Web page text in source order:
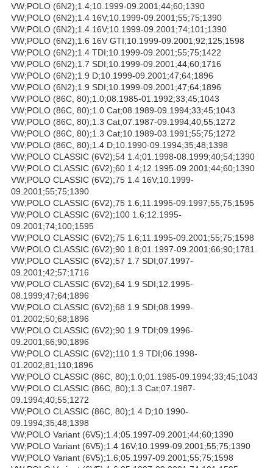
VW;POLO (6N2);1.4;10.1999-09.2001;44;60;1390
VW;POLO (6N2);1.4 16V;10.1999-09.2001;55;75;1390
VW;POLO (6N2);1.4 16V;10.1999-09.2001;74;101;1390
VW;POLO (6N2);1.6 16V GTI;10.1999-09.2001;92;125;1598
VW;POLO (6N2);1.4 TDI;10.1999-09.2001;55;75;1422
VW;POLO (6N2);1.7 SDI;10.1999-09.2001;44;60;1716
VW;POLO (6N2);1.9 D;10.1999-09.2001;47;64;1896
VW;POLO (6N2);1.9 SDI;10.1999-09.2001;47;64;1896
VW;POLO (86C, 80);1.0;08.1985-01.1992;33;45;1043
VW;POLO (86C, 80);1.0 Cat;08.1989-09.1994;33;45;1043
VW;POLO (86C, 80);1.3 Cat;07.1987-09.1994;40;55;1272
VW;POLO (86C, 80);1.3 Cat;10.1989-03.1991;55;75;1272
VW;POLO (86C, 80);1.4 D;10.1990-09.1994;35;48;1398
VW;POLO CLASSIC (6V2);54 1.4;01.1998-08.1999;40;54;1390
VW;POLO CLASSIC (6V2);60 1.4;12.1995-09.2001;44;60;1390
VW;POLO CLASSIC (6V2);75 1.4 16V;10.1999-
09.2001;55;75;1390
VW;POLO CLASSIC (6V2);75 1.6;11.1995-09.1997;55;75;1595
VW;POLO CLASSIC (6V2);100 1.6;12.1995-
09.2001;74;100;1595
VW;POLO CLASSIC (6V2);75 1.6;11.1995-09.2001;55;75;1598
VW;POLO CLASSIC (6V2);90 1.8;01.1997-09.2001;66;90;1781
VW;POLO CLASSIC (6V2);57 1.7 SDI;07.1997-
09.2001;42;57;1716
VW;POLO CLASSIC (6V2);64 1.9 SDI;12.1995-
08.1999;47;64;1896
VW;POLO CLASSIC (6V2);68 1.9 SDI;08.1999-
01.2002;50;68;1896
VW;POLO CLASSIC (6V2);90 1.9 TDI;09.1996-
09.2001;66;90;1896
VW;POLO CLASSIC (6V2);110 1.9 TDI;06.1998-
01.2002;81;110;1896
VW;POLO CLASSIC (86C, 80);1.0;01.1985-09.1994;33;45;1043
VW;POLO CLASSIC (86C, 80);1.3 Cat;07.1987-
09.1994;40;55;1272
VW;POLO CLASSIC (86C, 80);1.4 D;10.1990-
09.1994;35;48;1398
VW;POLO Variant (6V5);1.4;05.1997-09.2001;44;60;1390
VW;POLO Variant (6V5);1.4 16V;10.1999-09.2001;55;75;1390
VW;POLO Variant (6V5);1.6;05.1997-09.2001;55;75;1598